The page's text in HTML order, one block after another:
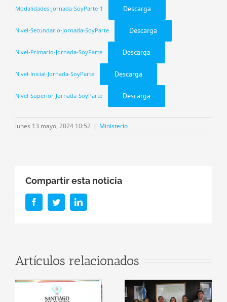
Modalidades-Jornada-SoyParte-1 Descarga
Nivel-Secundario-Jornada-SoyParte Descarga
Nivel-Primario-Jornada-SoyParte Descarga
Nivel-Inicial-Jornada-SoyParte Descarga
Nivel-Superior-Jornada-SoyParte Descarga
lunes 13 mayo, 2024 10:52 | Ministerio
Compartir esta noticia
FacebookTwitterLinkedIn
Artículos relacionados
Santiago del
Estero será
Ministerio de